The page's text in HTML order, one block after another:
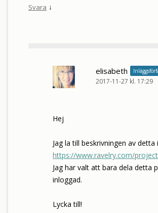
Svara ↓
elisabeth
2017-11-27 kl. 17:29
Hej
Jag la till beskrivningen av
https://www.ravelry.com/
Jag har valt att bara dela detta
inloggad.
Lycka till!